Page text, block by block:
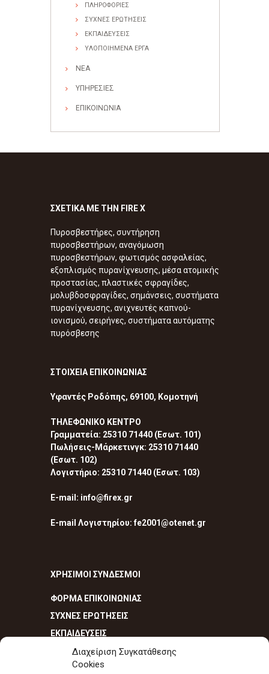
Διαχείριση Συγκατάθεσης
Cookies
ΠΛΗΡΟΦΟΡΙΕΣ
ΣΥΧΝΕΣ ΕΡΩΤΗΣΕΙΣ
ΕΚΠΑΙΔΕΥΣΕΙΣ
ΥΛΟΠΟΙΗΜΕΝΑ ΕΡΓΑ
ΝΕΑ
ΥΠΗΡΕΣΙΕΣ
ΕΠΙΚΟΙΝΩΝΙΑ
ΣΧΕΤΙΚΑ ΜΕ ΤΗΝ FIRE X
Πυροσβεστήρες, συντήρηση
πυροσβεστήρων, αναγόμωση
πυροσβεστήρων, φωτισμός ασφαλείας,
εξοπλισμός πυρανίχνευσης, μέσα ατομικής
προστασίας, πλαστικές σφραγίδες,
μολυβδοσφραγίδες, σημάνσεις, συστήματα
πυρανίχνευσης, ανιχνευτές καπνού-
ιονισμού, σειρήνες, συστήματα αυτόματης
πυρόσβεσης
ΣΤΟΙΧΕΙΑ ΕΠΙΚΟΙΝΩΝΙΑΣ
Υφαντές Ροδόπης, 69100, Κομοτηνή
ΤΗΛΕΦΩΝΙΚΟ ΚΕΝΤΡΟ
Γραμματεία: 25310 71440 (Εσωτ. 101)
Πωλήσεις-Μάρκετινγκ: 25310 71440
(Εσωτ. 102)
Λογιστήριο: 25310 71440 (Εσωτ. 103)
E-mail: info@firex.gr
E-mail Λογιστηρίου: fe2001@otenet.gr
ΧΡΗΣΙΜΟΙ ΣΥΝΔΕΣΜΟΙ
ΦΟΡΜΑ ΕΠΙΚΟΙΝΩΝΙΑΣ
ΣΥΧΝΕΣ ΕΡΩΤΗΣΕΙΣ
ΕΚΠΑΙΔΕΥΣΕΙΣ